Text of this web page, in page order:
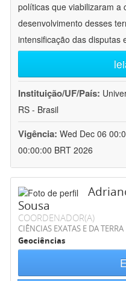
políticas que viabilizaram a
desenvolvimento desses
intensificação das disputas
Instituição/UF/País:
RS - Brasil
Vigência: Wed Dec 06
00:00:00 BRT 2026
Sousa
COORDENADOR(A)
CIÊNCIAS EXATAS E DA TERRA
Geociências